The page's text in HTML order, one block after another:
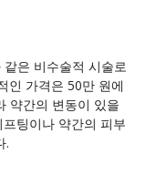
은 비수술적 시술로
인 가격은 50만 원에
약간의 변동이 있을
팅이나 약간의 피부
.